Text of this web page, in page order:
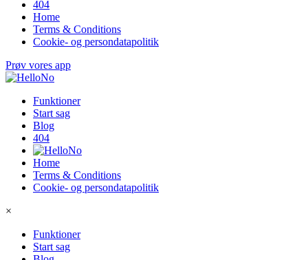
404
Home
Terms & Conditions
Cookie- og persondatapolitik
Prøv vores app
Funktioner
Start sag
Blog
404
Home
Terms & Conditions
Cookie- og persondatapolitik
×
Funktioner
Start sag